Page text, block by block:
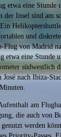
etwa eine Stunde
der Insel sind am
und
Flug von Madrid
etwa eine Stunde
südwestlich
José nach Ibiza-
am
die auch von
werden